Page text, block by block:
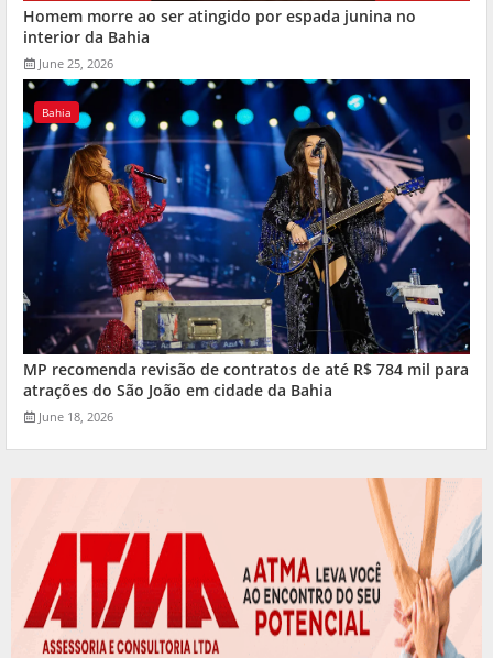
Homem morre ao ser atingido por espada junina no
interior da Bahia
June 25, 2026
Bahia
MP recomenda revisão de contratos de até R$ 784 mil para
atrações do São João em cidade da Bahia
June 18, 2026